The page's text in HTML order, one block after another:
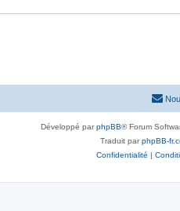
Développé parphpBB® Forum
Traduit parphpBB-
Confidentialité |